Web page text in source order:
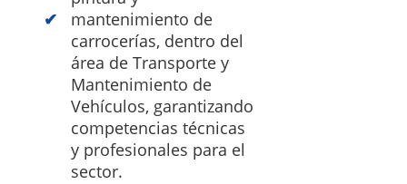
mantenimiento de
carrocerías, dentro del
área de Transporte y
Mantenimiento de
Vehículos, garantizando
competencias técnicas
y profesionales para el
sector.